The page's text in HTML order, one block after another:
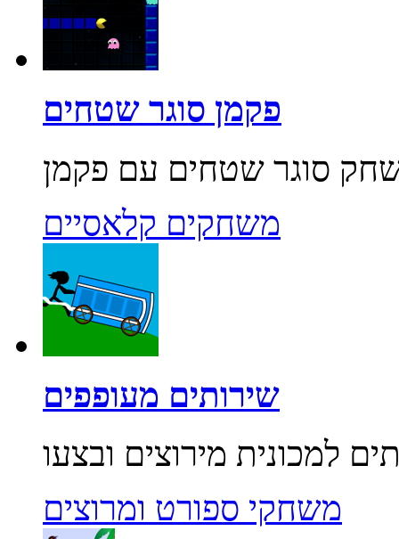
פקמן סוגר שטחים
משחקים קלאסיים
שירותים מעופפים
משחקי ספורט ומרוצים